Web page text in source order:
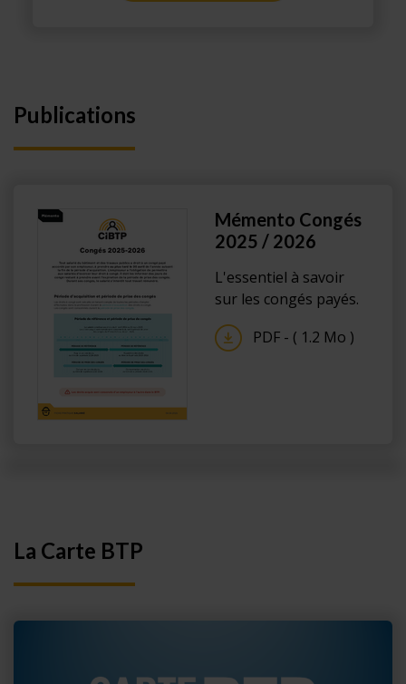
Publications
Mémento Congés
2025 / 2026
L'essentiel à savoir
sur les congés payés.
PDF - ( 1.2 Mo )
La Carte BTP